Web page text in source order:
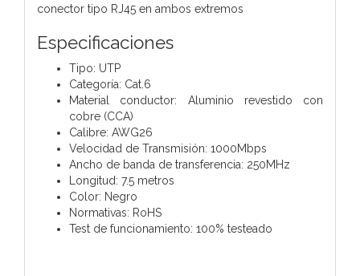
conector tipo RJ45 en ambos extremos
Especificaciones
Tipo: UTP
Categoría: Cat.6
Material conductor: Aluminio revestido con
cobre (CCA)
Calibre: AWG26
Velocidad de Transmisión: 1000Mbps
Ancho de banda de transferencia: 250MHz
Longitud: 7.5 metros
Color: Negro
Normativas: RoHS
Test de funcionamiento: 100% testeado